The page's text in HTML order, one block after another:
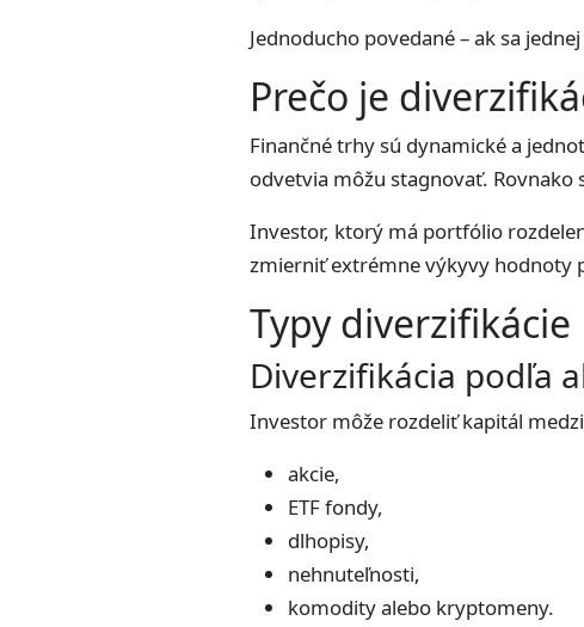
Jednoducho povedané – ak sa
Prečo je
Finančné trhy sú dynamické a
odvetvia môžu stagnovať.
Investor, ktorý má portfólio
zmierniť extrémne výkyvy hodnoty
Typy diverzifikácie
Diverzifikácia podľa
Investor môže rozdeliť kapitál
akcie,
ETF fondy,
dlhopisy,
nehnuteľnosti,
komodity alebo kryptomeny.